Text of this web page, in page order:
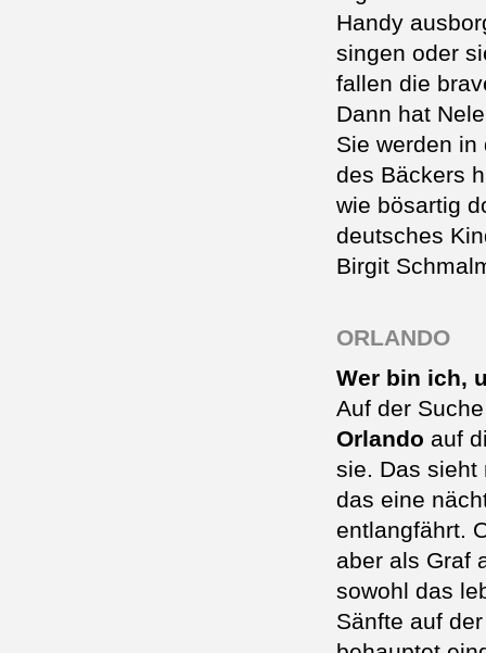
Handy
singen oder
fallen die
Dann hat
Sie werden
des Bäckers
wie bösartig
deutsches
Birgit
ORLANDO
Wer bin ich,
Auf der
Orlando auf
sie. Das sieht
das eine
entlangfährt.
aber als Graf
sowohl das
Sänfte auf